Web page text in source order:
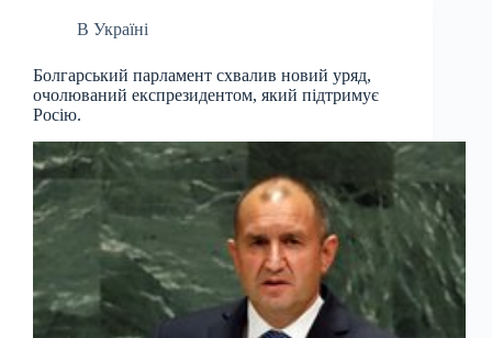
В Україні
Болгарський парламент схвалив новий уряд,
очолюваний експрезидентом, який підтримує
Росію.